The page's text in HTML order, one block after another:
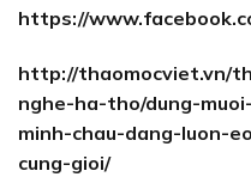
https://
http://thaomocviet.vn/
nghe-ha-tho/dung-
minh-chau-dang-luon-
cung-gioi/